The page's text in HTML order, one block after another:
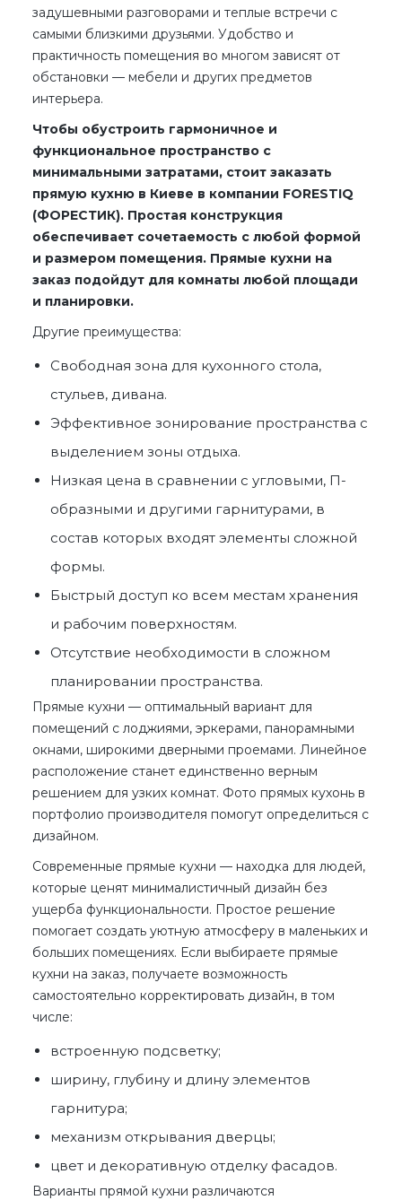
задушевными разговорами и теплые встречи с
самыми близкими друзьями. Удобство и
практичность помещения во многом зависят от
обстановки — мебели и других предметов
интерьера.
Чтобы обустроить гармоничное и
функциональное пространство с
минимальными затратами, стоит заказать
прямую кухню в Киеве в компании FORESTIQ
(ФОРЕСТИК). Простая конструкция
обеспечивает сочетаемость с любой формой
и размером помещения. Прямые кухни на
заказ подойдут для комнаты любой площади
и планировки.
Другие преимущества:
Свободная зона для кухонного стола,
стульев, дивана.
Эффективное зонирование пространства с
выделением зоны отдыха.
Низкая цена в сравнении с угловыми, П-
образными и другими гарнитурами, в
состав которых входят элементы сложной
формы.
Быстрый доступ ко всем местам хранения
и рабочим поверхностям.
Отсутствие необходимости в сложном
планировании пространства.
Прямые кухни — оптимальный вариант для
помещений с лоджиями, эркерами, панорамными
окнами, широкими дверными проемами. Линейное
расположение станет единственно верным
решением для узких комнат. Фото прямых кухонь в
портфолио производителя помогут определиться с
дизайном.
Современные прямые кухни — находка для людей,
которые ценят минималистичный дизайн без
ущерба функциональности. Простое решение
помогает создать уютную атмосферу в маленьких и
больших помещениях. Если выбираете прямые
кухни на заказ, получаете возможность
самостоятельно корректировать дизайн, в том
числе:
встроенную подсветку;
ширину, глубину и длину элементов
гарнитура;
механизм открывания дверцы;
цвет и декоративную отделку фасадов.
Варианты прямой кухни различаются